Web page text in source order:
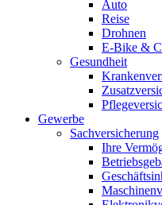
Auto
Reise
Drohnen
E-Bike &
Gesundheit
Gewerbe
Sachversicherung
Ihre